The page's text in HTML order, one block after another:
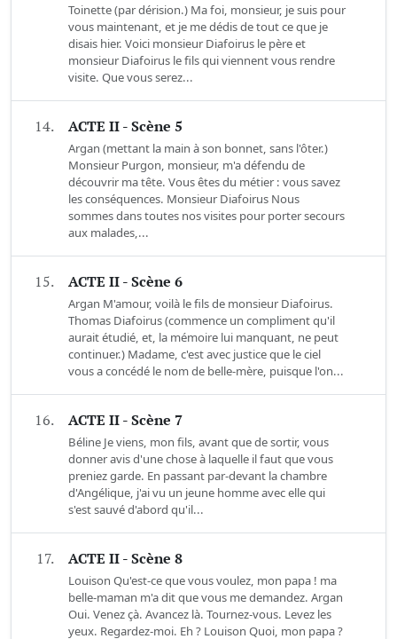
Toinette (par dérision.) Ma foi, monsieur, je suis pour
vous maintenant, et je me dédis de tout ce que je
disais hier. Voici monsieur Diafoirus le père et
monsieur Diafoirus le fils qui viennent vous rendre
visite. Que vous serez...
14. ACTE II - Scène 5
Argan (mettant la main à son bonnet, sans l'ôter.)
Monsieur Purgon, monsieur, m'a défendu de
découvrir ma tête. Vous êtes du métier : vous savez
les conséquences. Monsieur Diafoirus Nous
sommes dans toutes nos visites pour porter secours
aux malades,...
15. ACTE II - Scène 6
Argan M'amour, voilà le fils de monsieur Diafoirus.
Thomas Diafoirus (commence un compliment qu'il
aurait étudié, et, la mémoire lui manquant, ne peut
continuer.) Madame, c'est avec justice que le ciel
vous a concédé le nom de belle-mère, puisque l'on...
16. ACTE II - Scène 7
Béline Je viens, mon fils, avant que de sortir, vous
donner avis d'une chose à laquelle il faut que vous
preniez garde. En passant par-devant la chambre
d'Angélique, j'ai vu un jeune homme avec elle qui
s'est sauvé d'abord qu'il...
17. ACTE II - Scène 8
Louison Qu'est-ce que vous voulez, mon papa ! ma
belle-maman m'a dit que vous me demandez. Argan
Oui. Venez çà. Avancez là. Tournez-vous. Levez les
yeux. Regardez-moi. Eh ? Louison Quoi, mon papa ?